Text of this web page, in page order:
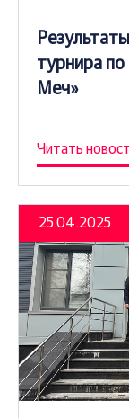
турнира
Меч»
Читать
25.04.2025